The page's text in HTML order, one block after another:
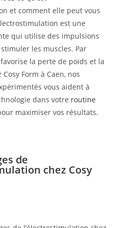
et comment elle peut vous
est une
qui utilise des impulsions
les muscles. Par
la perte de poids et la
Form à Caen, nos
vous aident à
dans votre routine
maximiser vos résultats.
de
chez Cosy